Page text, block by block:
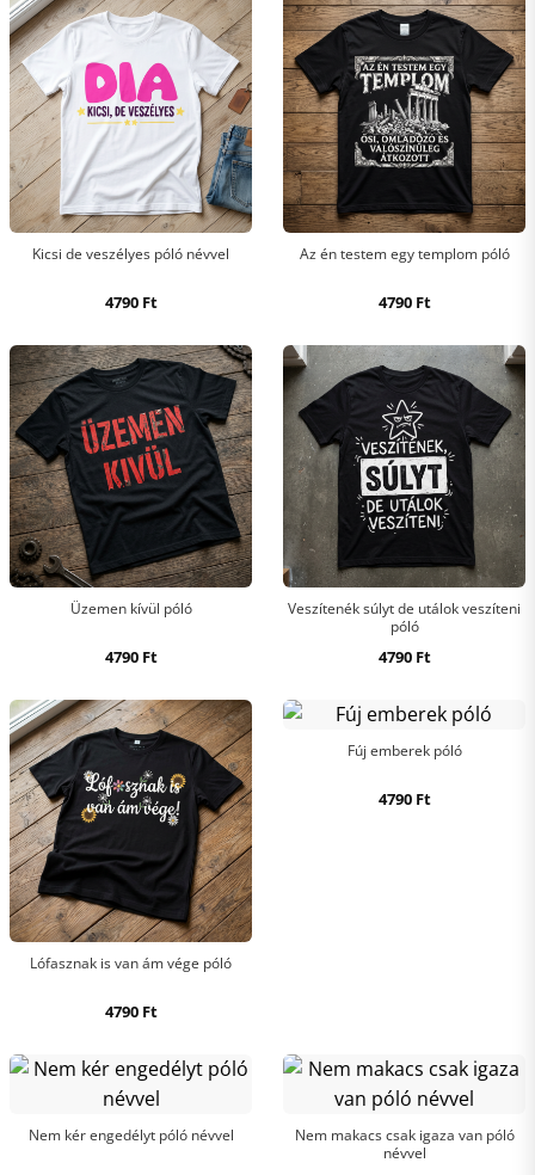
Kicsi de veszélyes póló névvel
4790 Ft
Az én testem egy templom póló
4790 Ft
Üzemen kívül póló
4790 Ft
Veszítenék súlyt de utálok veszíteni
póló
4790 Ft
Lófasznak is van ám vége póló
4790 Ft
Fúj emberek póló
4790 Ft
Nem kér engedélyt póló névvel
Nem makacs csak igaza van póló
névvel